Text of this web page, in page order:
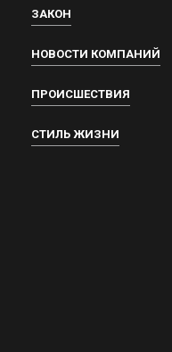
ЗАКОН
НОВОСТИ КОМПАНИЙ
ПРОИСШЕСТВИЯ
СТИЛЬ ЖИЗНИ